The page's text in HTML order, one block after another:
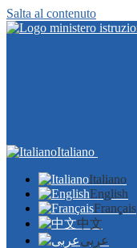
Salta al contenuto
Italiano
Italiano
English
Français
中文
عربى